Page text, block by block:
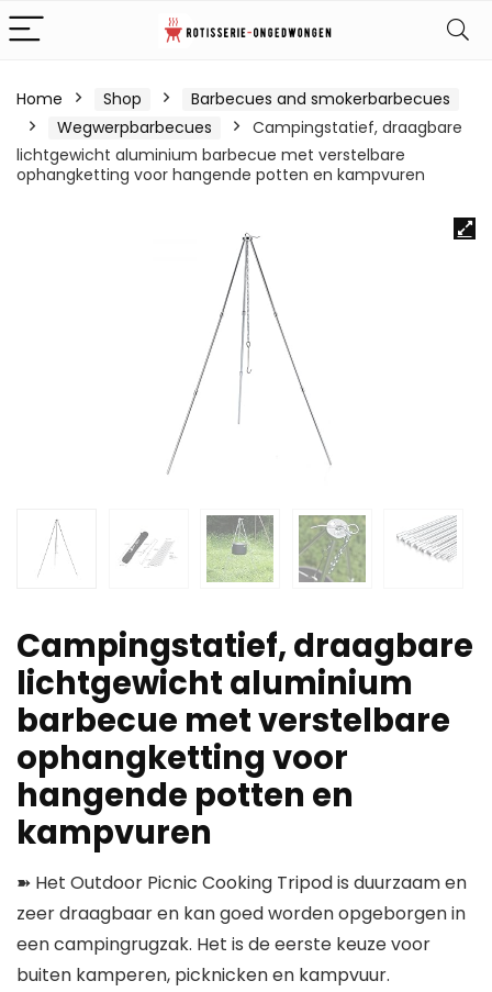
Home Shop
Barbecues and smokerbarbecues
Wegwerpbarbecues
Campingstatief, draagbare
lichtgewicht aluminium barbecue met verstelbare
ophangketting voor hangende potten en kampvuren
Campingstatief, draagbare
lichtgewicht aluminium
barbecue met verstelbare
ophangketting voor
hangende potten en
kampvuren
➽ Het Outdoor Picnic Cooking Tripod is duurzaam en
zeer draagbaar en kan goed worden opgeborgen in
een campingrugzak. Het is de eerste keuze voor
buiten kamperen, picknicken en kampvuur.